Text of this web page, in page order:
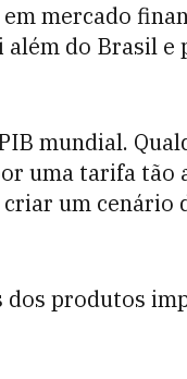
mercado
do Brasil e
mundial.
uma tarifa tão
um cenário
dos produtos